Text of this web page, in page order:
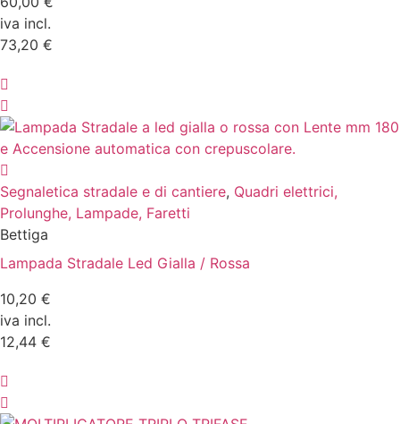
iva incl.
73,20 €
Segnaletica stradale e di cantiere, Quadri elettrici,
Prolunghe, Lampade, Faretti
Bettiga
Lampada Stradale Led Gialla / Rossa
10,20 €
iva incl.
12,44 €